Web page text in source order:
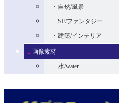
自然/風景
SF/ファンタジー
建築/インテリア
画像素材
水/water